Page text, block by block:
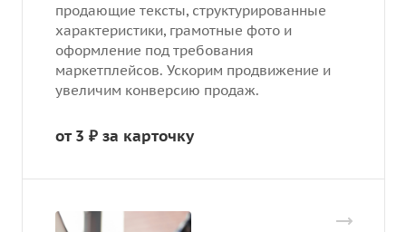
продающие тексты, структурированные
характеристики, грамотные фото и
оформление под требования
маркетплейсов. Ускорим продвижение и
увеличим конверсию продаж.
от 3 ₽ за карточку